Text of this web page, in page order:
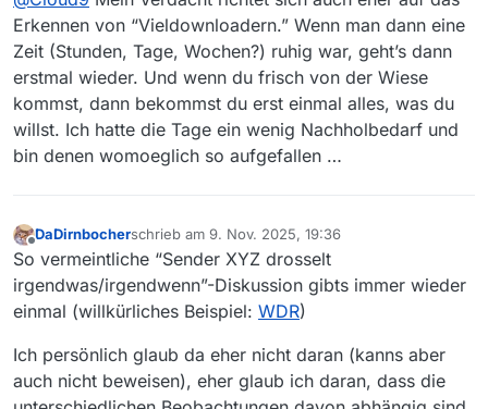
Erkennen von “Vieldownloadern.” Wenn man dann eine
Zeit (Stunden, Tage, Wochen?) ruhig war, geht’s dann
erstmal wieder. Und wenn du frisch von der Wiese
kommst, dann bekommst du erst einmal alles, was du
willst. Ich hatte die Tage ein wenig Nachholbedarf und
bin denen womoeglich so aufgefallen …
DaDirnbocherschrieb am 9. Nov. 2025, 19:36
zuletzt editiert von
So vermeintliche “Sender XYZ drosselt
irgendwas/irgendwenn”-Diskussion gibts immer wieder
einmal (willkürliches Beispiel: WDR)
Ich persönlich glaub da eher nicht daran (kanns aber
auch nicht beweisen), eher glaub ich daran, dass die